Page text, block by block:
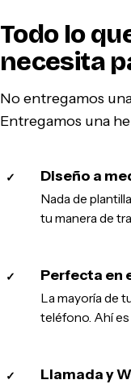
Todo lo
necesita
No entregamos
Entregamos una
✓ Diseño a
Nada de
tu manera de
✓ Perfecta en
La mayoría de
teléfono. Ahí
✓ Llamada y